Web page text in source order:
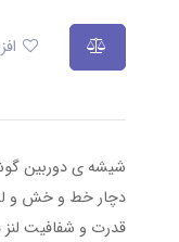
شیشه ی دوربین
دچار خط و خش و
قدرت و شفافیت